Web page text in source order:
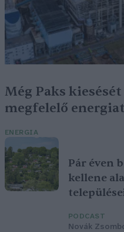
Még Paks
megfelelő
ENERGIA
Pár éven
kellene
PODCAST
Novák